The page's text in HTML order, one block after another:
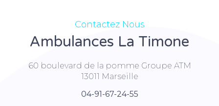
Contactez Nous
Ambulances La Timone
60 boulevard de la pomme Groupe ATM
13011 Marseille
04-91-67-24-55